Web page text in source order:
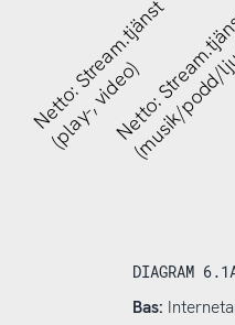
Netto: Stream.tjänst
(play-, video)
Netto:
(musik/
DIAGRAM
Bas: